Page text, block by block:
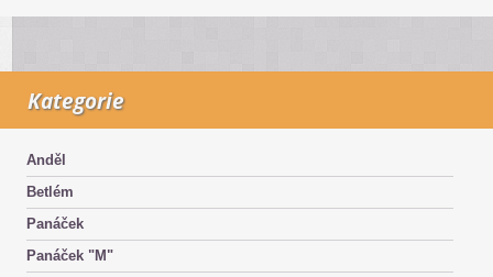
Kategorie
Anděl
Betlém
Panáček
Panáček "M"